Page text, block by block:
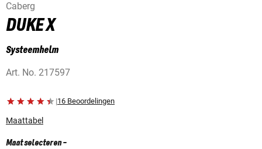
Caberg
DUKE X
Systeemhelm
Art. No. 217597
|16 Beoordelingen
Maattabel
Maat selecteren-